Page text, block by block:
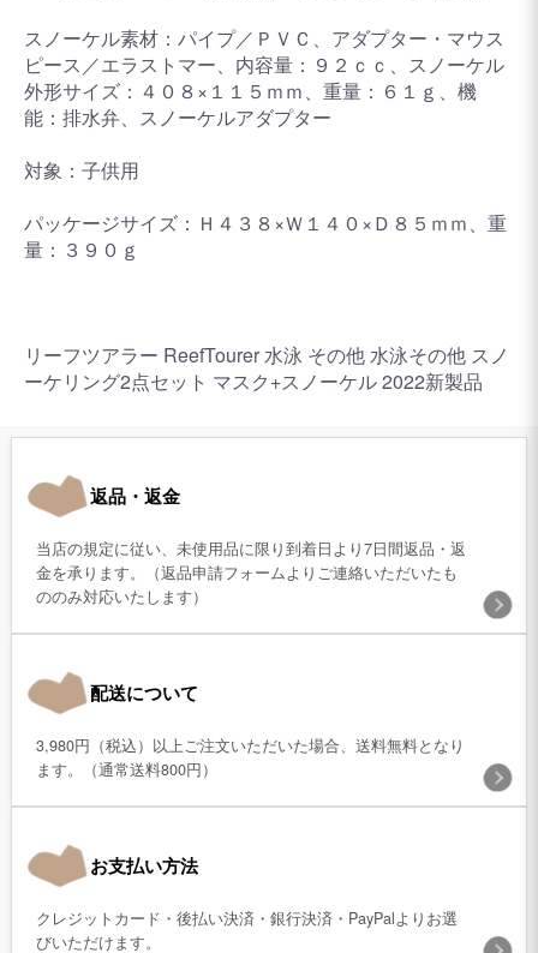
スノーケル素材：パイプ／ＰＶＣ、アダプター・マウス
ピース／エラストマー、内容量：９２ｃｃ、スノーケル
外形サイズ：４０８×１１５ｍｍ、重量：６１ｇ、機
能：排水弁、スノーケルアダプター
対象：子供用
パッケージサイズ：Ｈ４３８×Ｗ１４０×Ｄ８５ｍｍ、重
量：３９０ｇ
リーフツアラー ReefTourer 水泳 その他 水泳その他 スノ
ーケリング2点セット マスク+スノーケル 2022新製品
返品・返金
当店の規定に従い、未使用品に限り到着日より7日間返品・返
金を承ります。（返品申請フォームよりご連絡いただいたも
ののみ対応いたします）
配送について
3,980円（税込）以上ご注文いただいた場合、送料無料となり
ます。（通常送料800円）
お支払い方法
クレジットカード・後払い決済・銀行決済・PayPalよりお選
びいただけます。